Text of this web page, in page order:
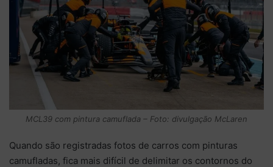
MCL39 com pintura camuflada – Foto: divulgação McLaren
Quando são registradas fotos de carros com pinturas
camufladas, fica mais difícil de delimitar os contornos do